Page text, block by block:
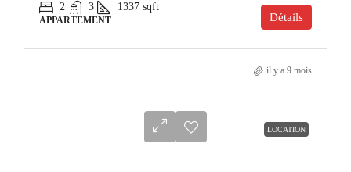
2
3 1337 sqft
APPARTEMENT Détails
il y a 9 mois
LOCATION